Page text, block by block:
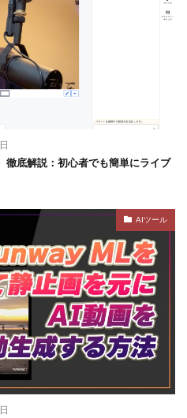
底解説：初心者でも簡単にライブ
AIツール